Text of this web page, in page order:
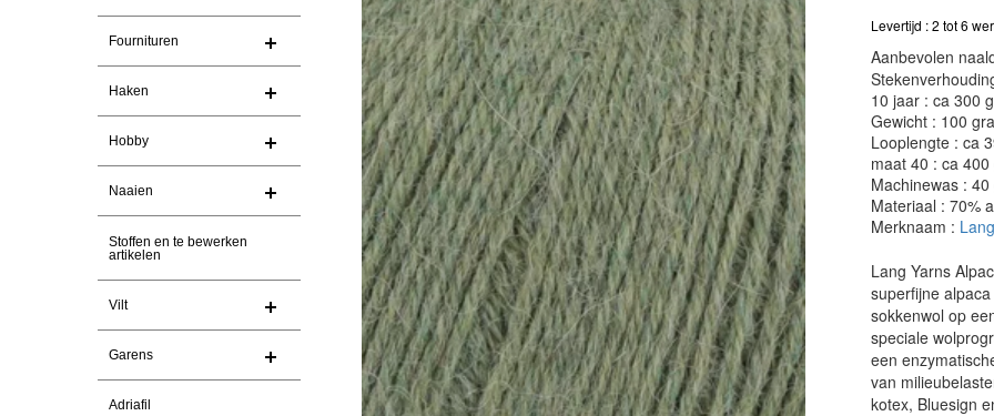
Fournituren
Haken
Hobby
Naaien
Stoffen en te bewerken
artikelen
Vilt
Garens
Adriafil
Levertijd : 2 tot 6
Aanbevolen
10 jaar : ca 300
Gewicht : 100
Looplengte : ca
maat 40 : ca 400
Machinewas :
Materiaal : 70%
Merknaam :
Lang Yarns
superfijne
sokkenwol op
speciale
een
van
kotex, Bluesign